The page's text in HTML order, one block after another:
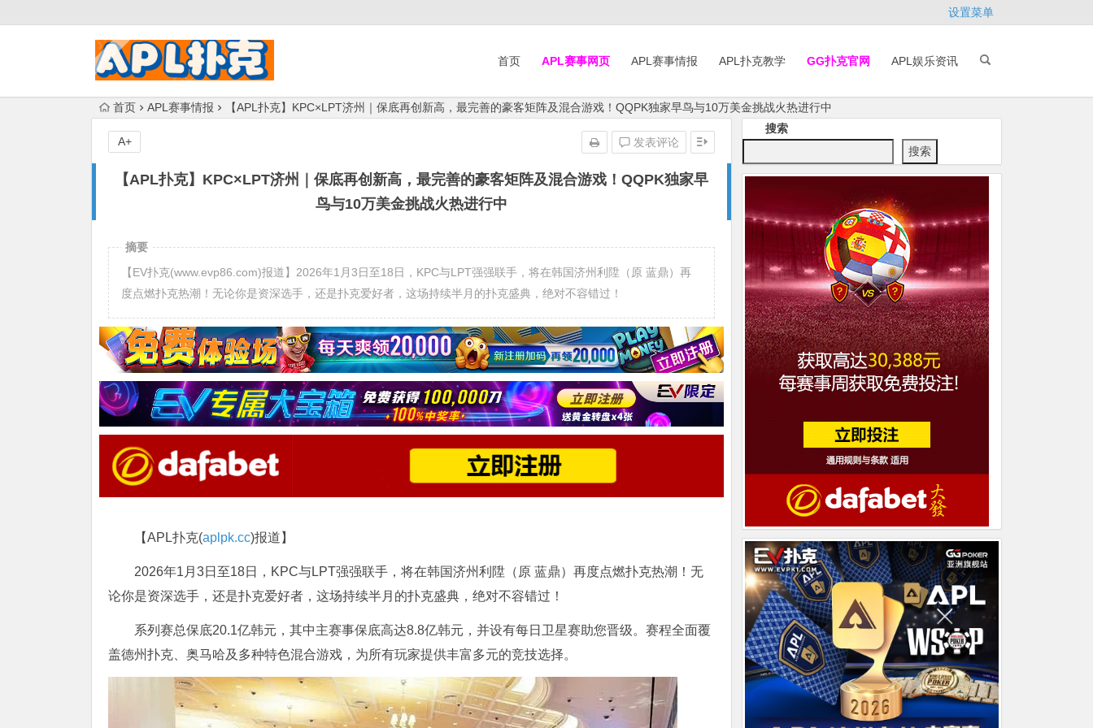
设置菜单
首页 APL赛事网页 APL赛事情报 APL扑克教学 GG扑克官网 APL娱乐资讯
首页 APL赛事情报 【APL扑克】KPC×LPT济州｜保底再创新高，最完善的豪客矩阵及混合游戏！QQPK独家早鸟与10万美金挑战火热进行中
【APL扑克】KPC×LPT济州｜保底再创新高，最完善的豪客矩阵及混合游戏！QQPK独家早
鸟与10万美金挑战火热进行中
发表评论
A+
摘要
【EV扑克(www.evp86.com)报道】2026年1月3日至18日，KPC与LPT强强联手，将在韩国济州利陞（原 蓝鼎）再
度点燃扑克热潮！无论你是资深选手，还是扑克爱好者，这场持续半月的扑克盛典，绝对不容错过！
【APL扑克(aplpk.cc)报道】
2026年1月3日至18日，KPC与LPT强强联手，将在韩国济州利陞（原 蓝鼎）再度点燃扑克热潮！无
论你是资深选手，还是扑克爱好者，这场持续半月的扑克盛典，绝对不容错过！
系列赛总保底20.1亿韩元，其中主赛事保底高达8.8亿韩元，并设有每日卫星赛助您晋级。赛程全面覆
盖德州扑克、奥马哈及多种特色混合游戏，为所有玩家提供丰富多元的竞技选择。
搜索
搜索